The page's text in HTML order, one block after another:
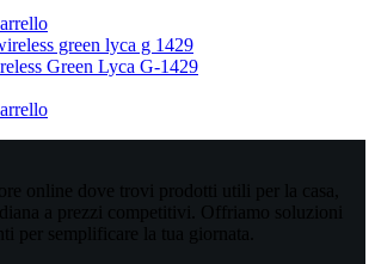
Green Lyca G-1429
online dove trovi prodotti utili per la casa,
a prezzi competitivi. Offriamo soluzioni
per semplificare la tua giornata.